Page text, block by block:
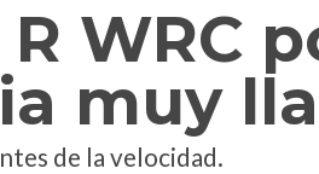
WRC
muy
de la velocidad.